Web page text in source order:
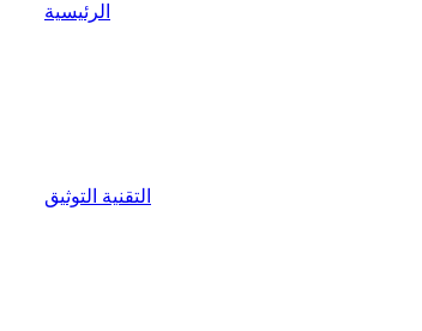
الرئيسية
التقنية التوثيق